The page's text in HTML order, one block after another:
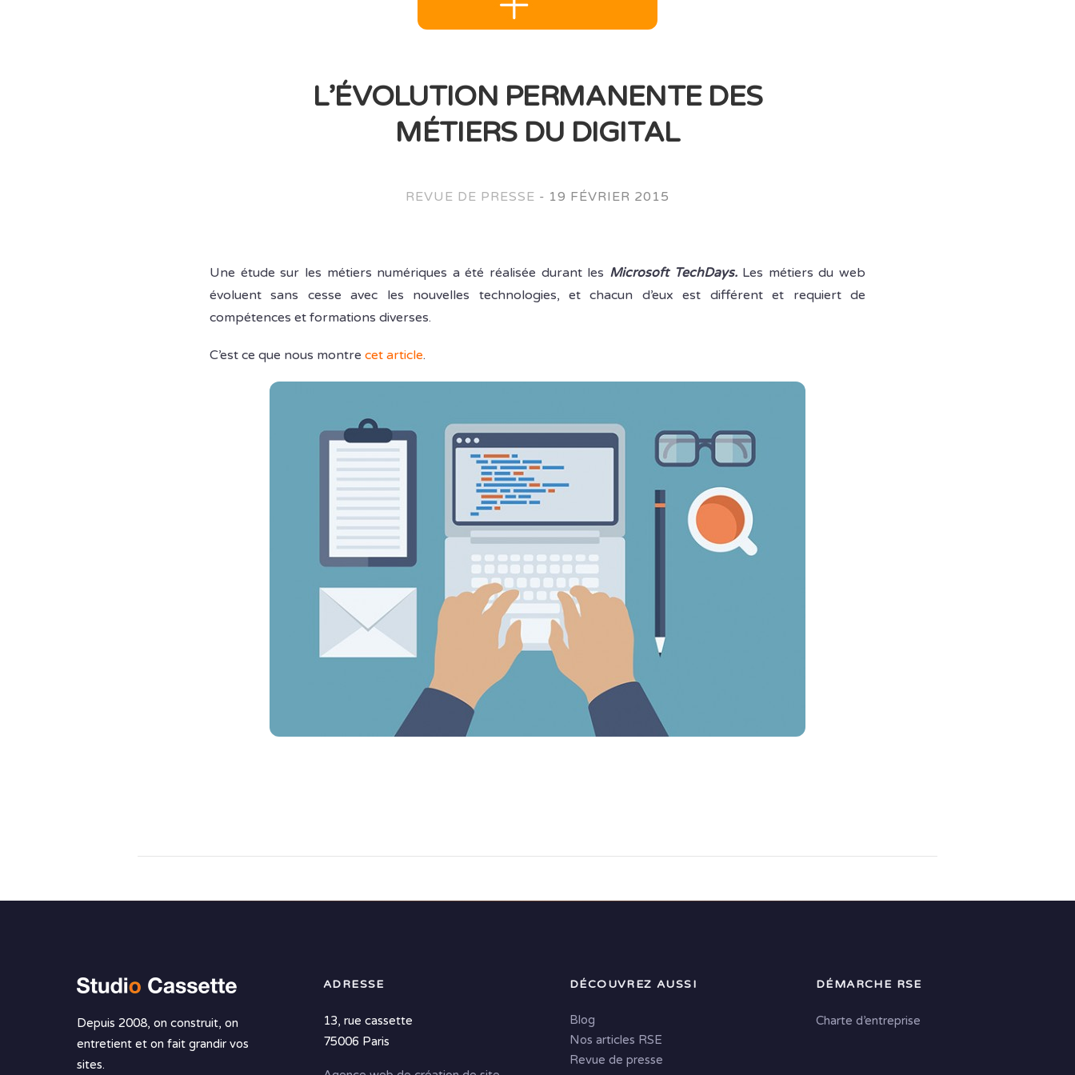
L’ÉVOLUTION PERMANENTE DES
MÉTIERS DU DIGITAL
REVUE DE PRESSE - 19 FÉVRIER 2015
Une étude sur les métiers numériques a été réalisée durant les Microsoft TechDays. Les métiers du web
évoluent sans cesse avec les nouvelles technologies, et chacun d’eux est différent et requiert de
compétences et formations diverses.
C’est ce que nous montre cet article.
Depuis 2008, on construit, on
entretient et on fait grandir vos
sites.
ADRESSE
13, rue cassette
75006 Paris
DÉCOUVREZ AUSSI
Blog
Nos articles RSE
Revue de presse
DÉMARCHE RSE
Charte d’entreprise